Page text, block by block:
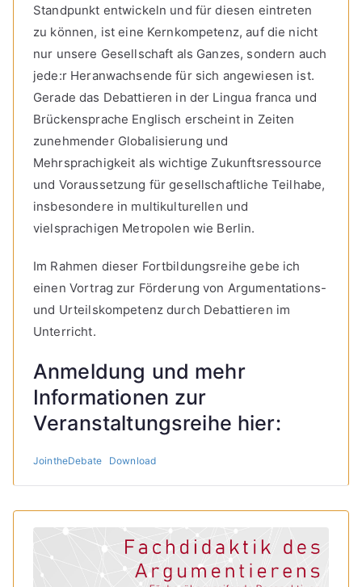
Standpunkt entwickeln und für diesen eintreten
zu können, ist eine Kernkompetenz, auf die nicht
nur unsere Gesellschaft als Ganzes, sondern auch
jede:r Heranwachsende für sich angewiesen ist.
Gerade das Debattieren in der Lingua franca und
Brückensprache Englisch erscheint in Zeiten
zunehmender Globalisierung und
Mehrsprachigkeit als wichtige Zukunftsressource
und Voraussetzung für gesellschaftliche Teilhabe,
insbesondere in multikulturellen und
vielsprachigen Metropolen wie Berlin.
Im Rahmen dieser Fortbildungsreihe gebe ich
einen Vortrag zur Förderung von Argumentations-
und Urteilskompetenz durch Debattieren im
Unterricht.
Anmeldung und mehr
Informationen zur
Veranstaltungsreihe hier:
JointheDebate Download